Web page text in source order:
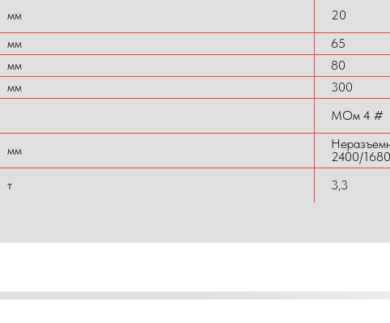
мм
20
мм
65
мм
80
мм
300
МОм 4 #
мм
2400/
т 3,3